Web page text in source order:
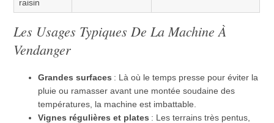
raisin
Les Usages Typiques De La Machine À
Vendanger
Grandes surfaces : Là où le temps presse pour éviter la
pluie ou ramasser avant une montée soudaine des
températures, la machine est imbattable.
Vignes régulières et plates : Les terrains très pentus,